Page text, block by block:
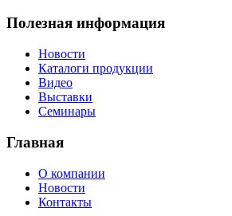
Полезная информация
Новости
Каталоги продукции
Видео
Выставки
Семинары
Главная
О компании
Новости
Контакты